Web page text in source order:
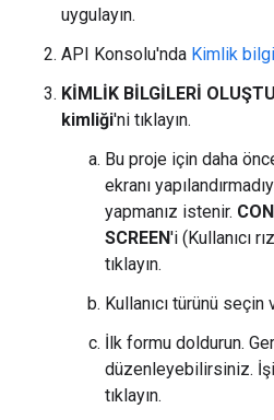
uygulayın.
API Konsolu'nda Kimlik
KİMLİK BİLGİLERİ
kimliği'ni tıklayın.
Bu proje için daha
ekranı
yapmanız istenir.
SCREEN'i (Kullanıcı
tıklayın.
Kullanıcı türünü seçin
İlk formu doldurun.
düzenleyebilirsiniz.
tıklayın.